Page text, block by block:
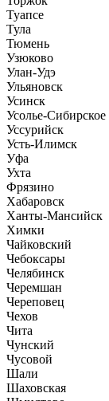
Туапсе
Тула
Тюмень
Узюково
Улан-Удэ
Ульяновск
Усинск
Усолье-Сибирское
Уссурийск
Усть-Илимск
Уфа
Ухта
Фрязино
Хабаровск
Ханты-Мансийск
Химки
Чайковский
Чебоксары
Челябинск
Черемшан
Череповец
Чехов
Чита
Чунский
Чусовой
Шали
Шаховская